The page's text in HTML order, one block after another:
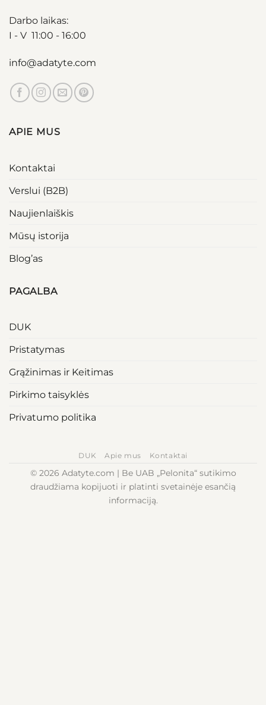
Darbo laikas:
I - V 11:00 - 16:00
info@adatyte.com
APIE MUS
Kontaktai
Verslui (B2B)
Naujienlaiškis
Mūsų istorija
Blog’as
PAGALBA
DUK
Pristatymas
Grąžinimas ir Keitimas
Pirkimo taisyklės
Privatumo politika
DUK Apie mus Kontaktai
© 2026 Adatyte.com | Be UAB „Pelonita“ sutikimo
draudžiama kopijuoti ir platinti svetainėje esančią
informaciją.